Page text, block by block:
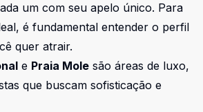
um com seu apelo único. Para
é fundamental entender o perfil
quer atrair.
e Praia Mole são áreas de luxo,
que buscam sofisticação e